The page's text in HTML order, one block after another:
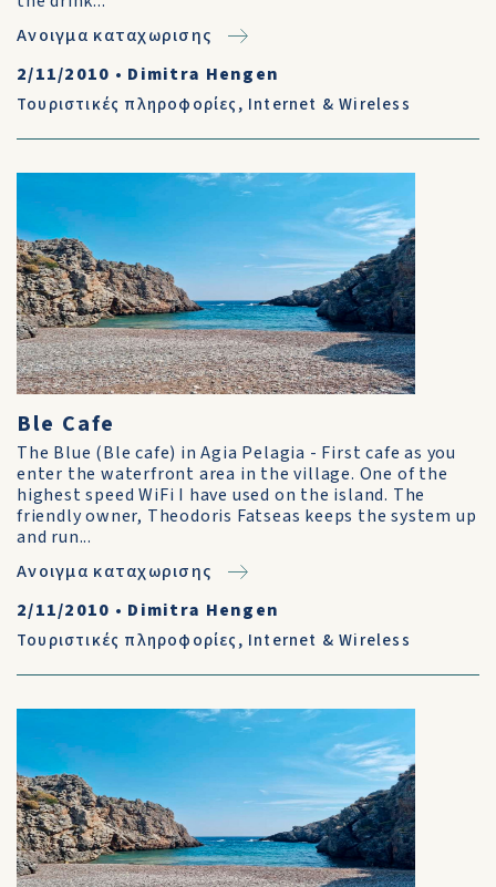
Ανοιγμα καταχωρισης
2/11/2010 • Dimitra Hengen
Τουριστικές πληροφορίες, Internet & Wireless
Ble Cafe
The Blue (Ble cafe) in Agia Pelagia - First cafe as you
enter the waterfront area in the village. One of the
highest speed WiFi I have used on the island. The
friendly owner, Theodoris Fatseas keeps the system up
and run...
Ανοιγμα καταχωρισης
2/11/2010 • Dimitra Hengen
Τουριστικές πληροφορίες, Internet & Wireless